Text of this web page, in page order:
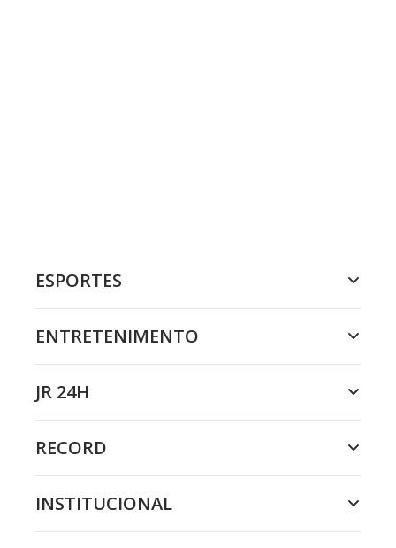
ESPORTES
ENTRETENIMENTO
JR 24H
RECORD
INSTITUCIONAL